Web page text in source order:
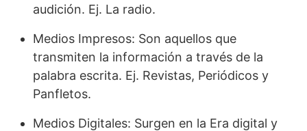
audición. Ej. La radio.
Medios Impresos: Son aquellos que
transmiten la información a través de la
palabra escrita. Ej. Revistas, Periódicos y
Panfletos.
Medios Digitales: Surgen en la Era digital y